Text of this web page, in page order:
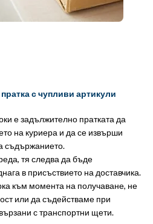
с чупливи артикули
е задължително пратката да
на куриера и да се извърши
съдържанието.
тя следва да бъде
в присъствието на доставчика.
към момента на получаване, не
или да съдействаме при
с транспортни щети.